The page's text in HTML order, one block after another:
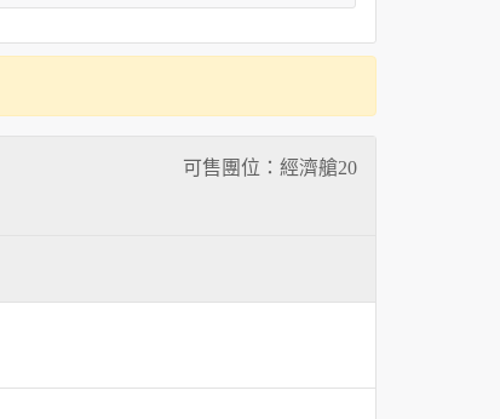
可售團位：經濟艙20